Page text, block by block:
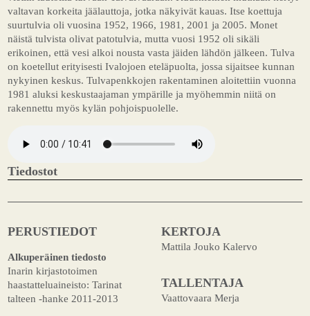
valtavan korkeita jäälauttoja, jotka näkyivät kauas. Itse koettuja
suurtulvia oli vuosina 1952, 1966, 1981, 2001 ja 2005. Monet
näistä tulvista olivat patotulvia, mutta vuosi 1952 oli sikäli
erikoinen, että vesi alkoi nousta vasta jäiden lähdön jälkeen. Tulva
on koetellut erityisesti Ivalojoen eteläpuolta, jossa sijaitsee kunnan
nykyinen keskus. Tulvapenkkojen rakentaminen aloitettiin vuonna
1981 aluksi keskustaajaman ympärille ja myöhemmin niitä on
rakennettu myös kylän pohjoispuolelle.
Tiedostot
PERUSTIEDOT
Alkuperäinen tiedosto
Inarin kirjastotoimen
haastatteluaineisto: Tarinat
talteen -hanke 2011-2013
KERTOJA
Mattila Jouko Kalervo
TALLENTAJA
Vaattovaara Merja